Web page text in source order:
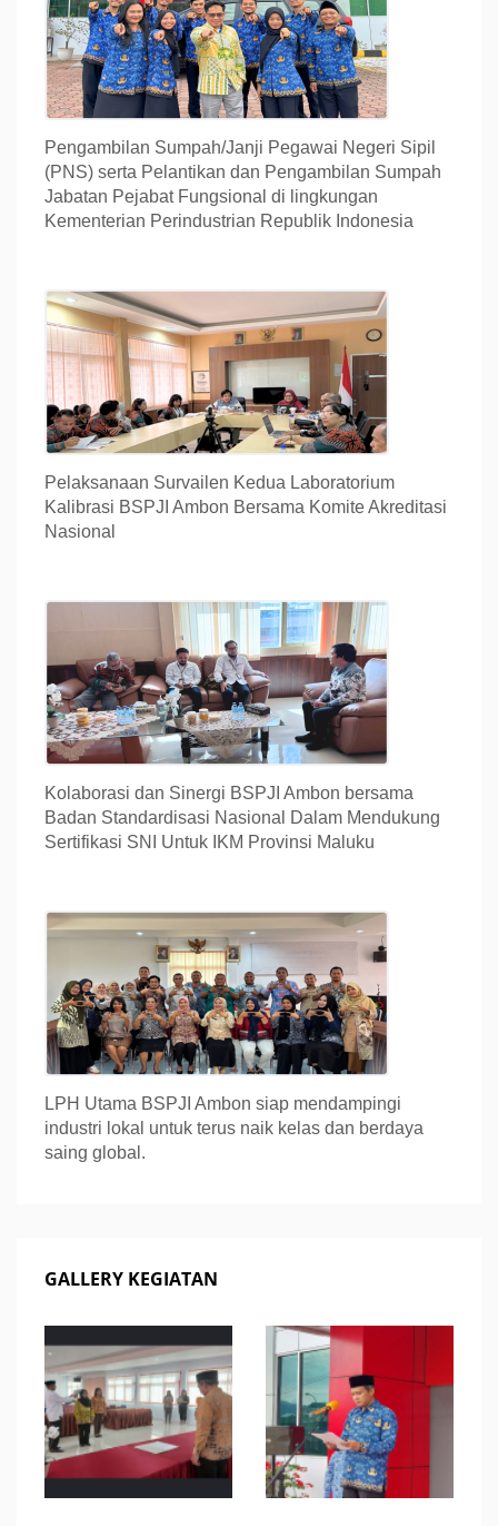
Pengambilan Sumpah/Janji Pegawai Negeri Sipil
(PNS) serta Pelantikan dan Pengambilan Sumpah
Jabatan Pejabat Fungsional di lingkungan
Kementerian Perindustrian Republik Indonesia
Pelaksanaan Survailen Kedua Laboratorium
Kalibrasi BSPJI Ambon Bersama Komite Akreditasi
Nasional
Kolaborasi dan Sinergi BSPJI Ambon bersama
Badan Standardisasi Nasional Dalam Mendukung
Sertifikasi SNI Untuk IKM Provinsi Maluku
LPH Utama BSPJI Ambon siap mendampingi
industri lokal untuk terus naik kelas dan berdaya
saing global.
GALLERY KEGIATAN